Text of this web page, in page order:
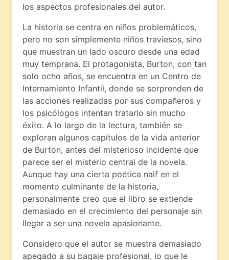
los aspectos profesionales del autor.
La historia se centra en niños problemáticos,
pero no son simplemente niños traviesos, sino
que muestran un lado oscuro desde una edad
muy temprana. El protagonista, Burton, con tan
solo ocho años, se encuentra en un Centro de
Internamiento Infantil, donde se sorprenden de
las acciones realizadas por sus compañeros y
los psicólogos intentan tratarlo sin mucho
éxito. A lo largo de la lectura, también se
exploran algunos capítulos de la vida anterior
de Burton, antes del misterioso incidente que
parece ser el misterio central de la novela.
Aunque hay una cierta poética naif en el
momento culminante de la historia,
personalmente creo que el libro se extiende
demasiado en el crecimiento del personaje sin
llegar a ser una novela apasionante.
Considero que el autor se muestra demasiado
apegado a su bagaje profesional, lo que le